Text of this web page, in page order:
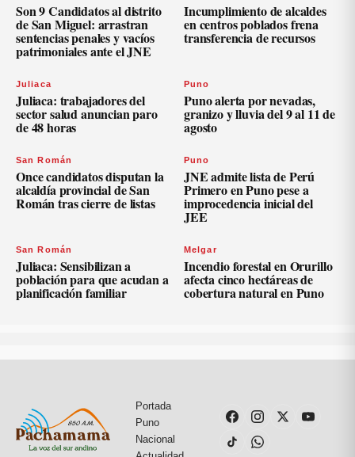
Son 9 Candidatos al distrito
de San Miguel: arrastran
sentencias penales y vacíos
patrimoniales ante el JNE
Incumplimiento de alcaldes
en centros poblados frena
transferencia de recursos
Juliaca
Juliaca: trabajadores del
sector salud anuncian paro
de 48 horas
Puno
Puno alerta por nevadas,
granizo y lluvia del 9 al 11 de
agosto
San Román
Once candidatos disputan la
alcaldía provincial de San
Román tras cierre de listas
Puno
JNE admite lista de Perú
Primero en Puno pese a
improcedencia inicial del
JEE
San Román
Juliaca: Sensibilizan a
población para que acudan a
planificación familiar
Melgar
Incendio forestal en Orurillo
afecta cinco hectáreas de
cobertura natural en Puno
Portada
Puno
Nacional